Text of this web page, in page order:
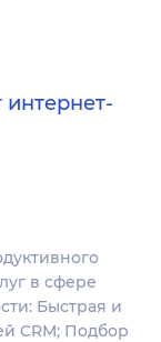
в сфере
Быстрая и
CRM; Подбор